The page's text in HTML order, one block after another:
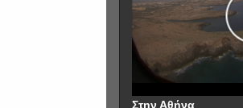
Στην Αθήνα